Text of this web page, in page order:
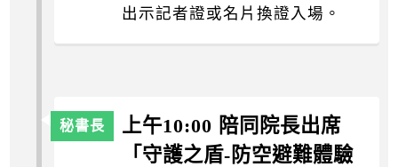
出示記者證或名片換證入場。
上午10:00 陪同院長出席
「守護之盾-防空避難體驗